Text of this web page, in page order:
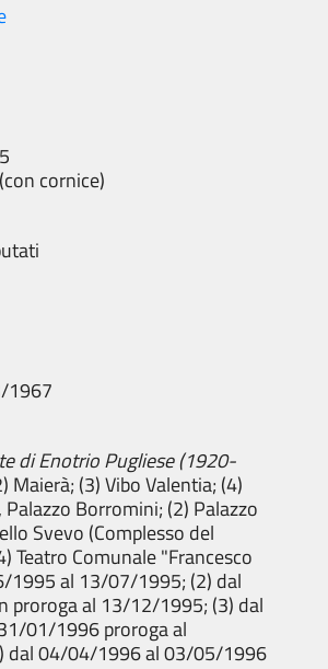
cornice)
1967
di Enotrio Pugliese (1920-
Maierà; (3) Vibo Valentia; (4)
Palazzo Borromini; (2) Palazzo
Svevo (Complesso del
Teatro Comunale "Francesco
1995 al 13/07/1995; (2) dal
proroga al 13/12/1995; (3) dal
01/1996 proroga al
dal 04/04/1996 al 03/05/1996